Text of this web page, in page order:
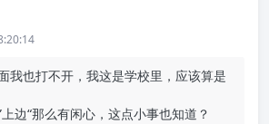
我也打不开，我这是学校里，应该算是
边“那么有闲心，这点小事也知道？